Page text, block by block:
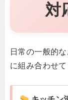
対
日常の一般的
に組み合わせ